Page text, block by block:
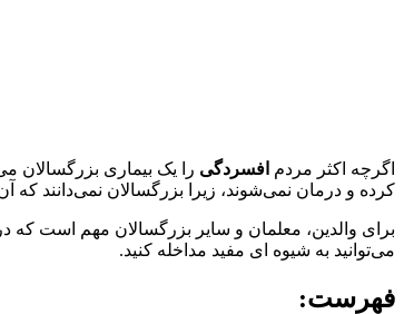
اگرچه اکثر مردم افسردگی را یک بیماری بزرگسالان
کرده و درمان نمی‌شوند، زیرا بزرگسالان نمی‌دانند که
برای والدین، معلمان و سایر بزرگسالان مهم است که
می‌توانید به شیوه ای مفید مداخله کنید.
فهرست: